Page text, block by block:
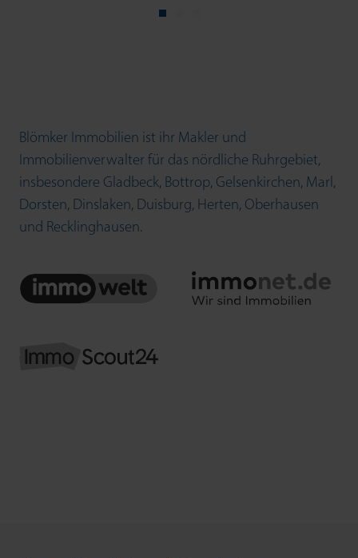
Blömker Immobilien ist ihr Makler und
Immobilienverwalter für das nördliche Ruhrgebiet,
insbesondere Gladbeck, Bottrop, Gelsenkirchen, Marl,
Dorsten, Dinslaken, Duisburg, Herten, Oberhausen
und Recklinghausen.